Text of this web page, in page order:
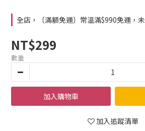
全店，〔滿額免運〕常溫滿$990免運，
NT$299
數量
加入購物車
加入追蹤清單